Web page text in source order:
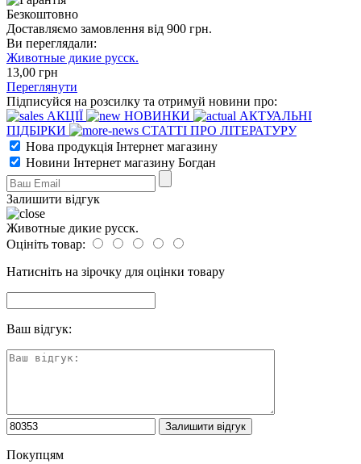
Безкоштовно
Доставляємо замовлення від 900 грн.
Ви переглядали:
Животные дикие русск.
13,00 грн
Переглянути
Підписуйся на розсилку та отримуй новини про:
АКЦІЇ
НОВИНКИ
АКТУАЛЬНІ
ПІДБІРКИ
СТАТТІ ПРО ЛІТЕРАТУРУ
Нова продукція Інтернет магазину
Новини Інтернет магазину Богдан
Залишити відгук
Животные дикие русск.
Оцініть товар:
Натисніть на зірочку для оцінки товару
Ваш відгук:
Покупцям